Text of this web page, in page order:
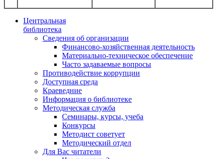
Центральная
библиотека
Сведения об организации
Финансово-хозяйственная деятельность
Материально-техническое обеспечение
Часто задаваемые вопросы
Противодействие коррупции
Доступная среда
Краеведние
Информация о библиотеке
Методическая служба
Семинары, курсы, учеба
Конкурсы
Методист советует
Методический отдел
Для Вас читатели